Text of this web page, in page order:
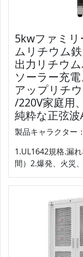
5kwファミ
ムリチウム
出力リチウ
ソーラー充
アップリチ
/220V家庭用
純粋な正弦波
製品キャラクター：
1.UL1642規格.漏
間）2.爆発、火災